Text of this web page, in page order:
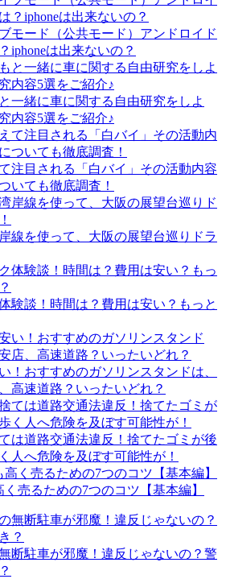
モード（公共モード）アンドロイド
iphoneは出来ないの？
一緒に車に関する自由研究をしよ
内容5選をご紹介♪
注目される「白バイ」その活動内容
いても徹底調査！
線を使って、大阪の展望台巡りドラ
験談！時間は？費用は安い？もっと
！おすすめのガソリンスタンドは、
高速道路？いったいどれ？
は道路交通法違反！捨てたゴミが後
人へ危険を及ぼす可能性が！
売るための7つのコツ【基本編】
断駐車が邪魔！違反じゃないの？警